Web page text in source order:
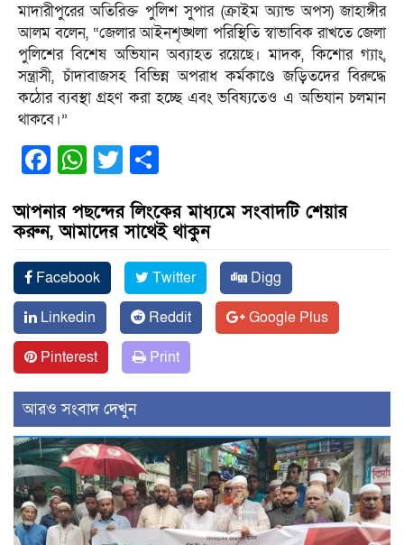
মাদারীপুরের অতিরিক্ত পুলিশ সুপার (ক্রাইম অ্যান্ড অপস) জাহাঙ্গীর
আলম বলেন, “জেলার আইনশৃঙ্খলা পরিস্থিতি স্বাভাবিক রাখতে জেলা
পুলিশের বিশেষ অভিযান অব্যাহত রয়েছে। মাদক, কিশোর গ্যাং,
সন্ত্রাসী, চাঁদাবাজসহ বিভিন্ন অপরাধ কর্মকাণ্ডে জড়িতদের বিরুদ্ধে
কঠোর ব্যবস্থা গ্রহণ করা হচ্ছে এবং ভবিষ্যতেও এ অভিযান চলমান
থাকবে।”
Facebook
WhatsApp
Twitter
আপনার পছন্দের লিংকের মাধ্যমে সংবাদটি শেয়ার
করুন, আমাদের সাথেই থাকুন
Facebook Twitter
Digg
Linkedin
Reddit
Google Plus
Pinterest
Print
আরও সংবাদ দেখুন